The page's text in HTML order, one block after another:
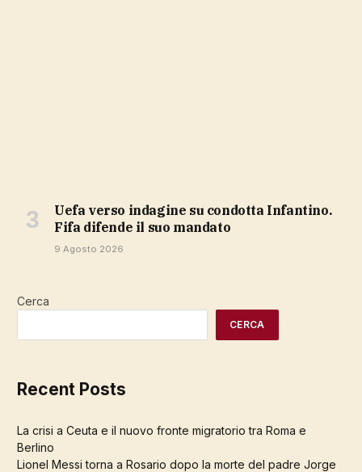
Uefa verso indagine su condotta Infantino.
Fifa difende il suo mandato
9 Agosto 2026
Cerca
CERCA
Recent Posts
La crisi a Ceuta e il nuovo fronte migratorio tra Roma e
Berlino
Lionel Messi torna a Rosario dopo la morte del padre Jorge